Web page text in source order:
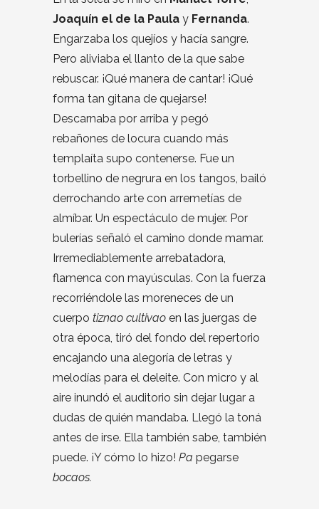
Joaquín el de la Paula y Fernanda.
Engarzaba los quejíos y hacía sangre.
Pero aliviaba el llanto de la que sabe
rebuscar. ¡Qué manera de cantar! ¡Qué
forma tan gitana de quejarse!
Descarnaba por arriba y pegó
rebañones de locura cuando más
templaíta supo contenerse. Fue un
torbellino de negrura en los tangos, bailó
derrochando arte con arremetías de
almíbar. Un espectáculo de mujer. Por
bulerías señaló el camino donde mamar.
Irremediablemente arrebatadora,
flamenca con mayúsculas. Con la fuerza
recorriéndole las moreneces de un
cuerpo tiznao cultivao en las juergas de
otra época, tiró del fondo del repertorio
encajando una alegoría de letras y
melodías para el deleite. Con micro y al
aire inundó el auditorio sin dejar lugar a
dudas de quién mandaba. Llegó la toná
antes de irse. Ella también sabe, también
puede. ¡Y cómo lo hizo! Pa pegarse
bocaos.